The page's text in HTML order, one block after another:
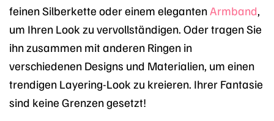
feinen Silberkette oder einem eleganten Armband
um Ihren Look zu vervollständigen. Oder tragen Sie
ihn zusammen mit anderen Ringen in
verschiedenen Designs und Materialien, um einen
trendigen Layering-Look zu kreieren. Ihrer Fantasie
sind keine Grenzen gesetzt!